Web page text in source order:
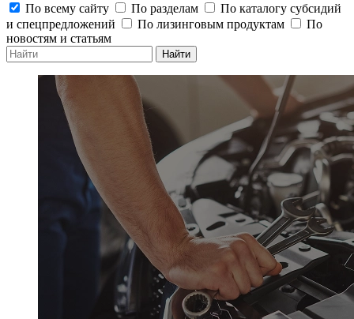
По всему сайту
По разделам
По каталогу субсидий
и спецпредложений
По лизинговым продуктам
По
новостям и статьям
Найти